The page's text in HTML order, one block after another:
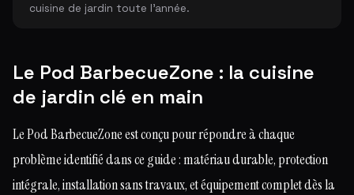
cuisine de jardin toute l'année.
Le Pod BarbecueZone : la cuisine
de jardin clé en main
Le Pod BarbecueZone est conçu pour répondre à chaque
problème identifié dans ce guide : matériau durable, protection
intégrale, installation sans travaux, et équipement complet dès la